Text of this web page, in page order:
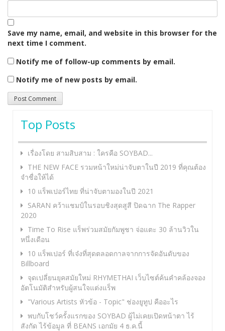
Save my name, email, and website in this browser for the
next time I comment.
Notify me of follow-up comments by email.
Notify me of new posts by email.
Top Posts
เรื่องโดย สามสิบสาม : ใครคือ SOYBAD...
THE NEW FACE รวมหน้าใหม่น่าจับตาในปี 2019 ที่คุณต้อง
จำชื่อให้ได้
10 แร็พเปอร์ไทย ที่น่าจับตามองในปี 2021
SARAN คว้าแชมป์ในรอบชิงสุดสูสี ปิดฉาก The Rapper
2020
Time To Rise แร็พร่วมสมัยกัมพูชา จ่อแตะ 30 ล้านวิวใน
หนึ่งเดือน
10 แร็พเปอร์ ที่เจ๋งที่สุดตลอดกาลจากการจัดอันดับของ
Billboard
จุดเปลี่ยนยุคสมัยใหม่ RHYMETHAI เว็บไซต์ค้นคำคล้องจอง
อัตโนมัติสำหรับผู้สนใจแต่งแร็พ
"Various Artists หัวข้อ - Topic" ช่องยูทูป คืออะไร
พบกับโชว์ครั้งแรกของ SOYBAD ผู้ไม่เคยเปิดหน้าตา ไร้
สังกัด ไร้ข้อมูล ที่ BEANS เอกมัย 4 ธ.ค.นี้